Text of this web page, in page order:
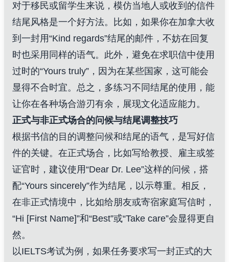
对于移民或留学生来说，模仿当地人或收到的信件
结尾风格是一个好方法。比如，如果你在加拿大收
到一封用“Kind regards”结尾的邮件，不妨在回复
时也采用同样的语气。此外，避免在求职信中使用
过时的“Yours truly”，因为在某些国家，这可能会
显得不合时宜。总之，多练习不同结尾的使用，能
让你在各种场合游刃有余，展现文化适应能力。
正式与非正式场合的问候与结尾调整技巧
根据书信的目的调整问候和结尾的语气，是写好信
件的关键。在正式场合，比如写给教授、雇主或签
证官时，建议使用“Dear Dr. Lee”这样的问候，搭
配“Yours sincerely”作为结尾，以示尊重。相反，
在非正式情境中，比如给朋友或寄宿家庭写信时，
“Hi [First Name]”和“Best”或“Take care”会显得更自
然。
以IELTS考试为例，如果任务要求写一封正式的大